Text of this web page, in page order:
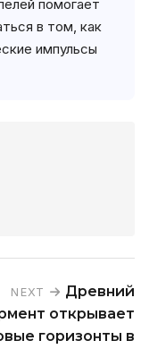
помогает
в том, как
импульсы
NEXT
Древний
открывает
горизонты в